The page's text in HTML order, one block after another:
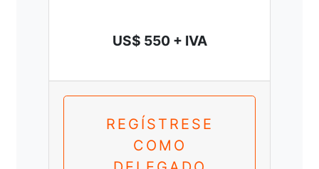
US$ 550 + IVA
REGÍSTRESE
COMO